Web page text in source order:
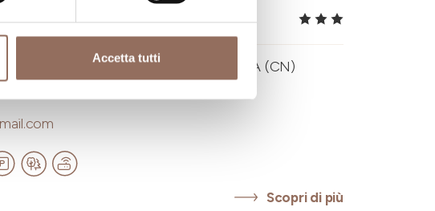
Accetta tutti
JI'UU
PIETRO 7, CASTELLINALDO D'ALBA (CN)
Scopri di più